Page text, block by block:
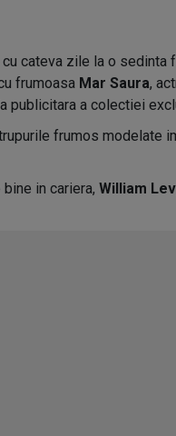
cu cateva zile la o
frumoasa Mar Saura,
publicitara a colectiei
frumos modelate
in cariera, William